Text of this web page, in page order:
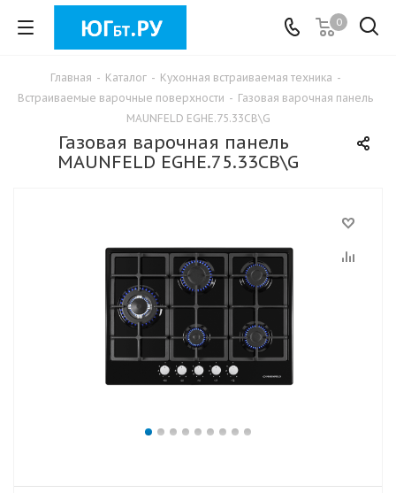
0
Главная - Каталог - Кухонная встраиваемая техника -
Встраиваемые варочные поверхности - Газовая варочная панель
MAUNFELD EGHE.75.33CB\G
Газовая варочная панель
MAUNFELD EGHE.75.33CB\G